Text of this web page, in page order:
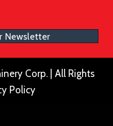
Newsletter
Corp. | All Rights
Policy